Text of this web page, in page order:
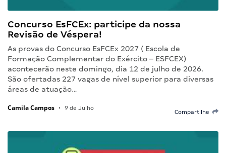
Concurso EsFCEx: participe da nossa
Revisão de Véspera!
As provas do Concurso EsFCEx 2027 ( Escola de
Formação Complementar do Exército – ESFCEX)
acontecerão neste domingo, dia 12 de julho de 2026.
São ofertadas 227 vagas de nível superior para diversas
áreas de atuação…
Camila Campos • 9 de Julho
Compartilhe